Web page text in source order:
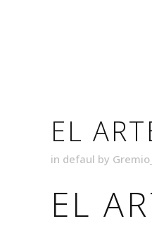
EL
in defaul by
EL